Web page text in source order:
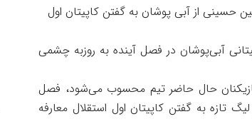
از آبی پوشان به گفتن کاپیتان اول
آبی‌پوشان در فصل آینده به روزبه چشمی
حال حاضر تیم محسوب می‌شود، فصل
تازه به گفتن کاپیتان اول استقلال معارفه